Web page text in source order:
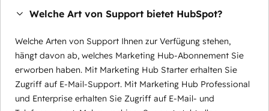
Welche Art von Support bietet HubSpot?
Welche Arten von Support Ihnen zur Verfügung stehen,
hängt davon ab, welches Marketing Hub-Abonnement Sie
erworben haben. Mit Marketing Hub Starter erhalten Sie
Zugriff auf E-Mail-Support. Mit Marketing Hub Professional
und Enterprise erhalten Sie Zugriff auf E-Mail- und